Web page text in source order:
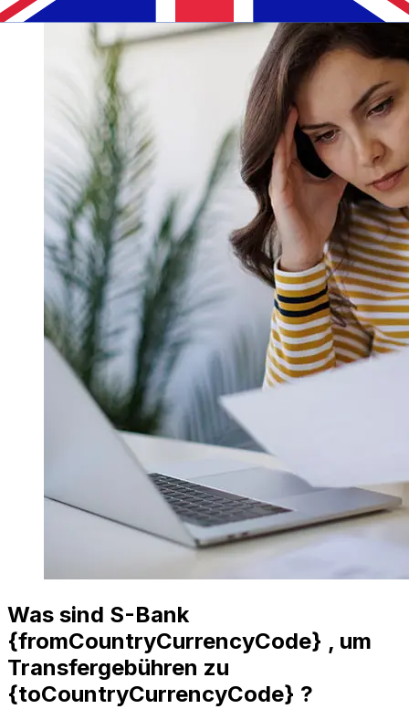
Was sind S-Bank
{fromCountryCurrencyCode} , um
Transfergebühren zu
{toCountryCurrencyCode} ?